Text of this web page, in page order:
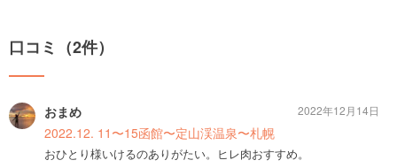
口コミ（2件）
おまめ
2022.12. 11〜15函館〜定山渓温泉〜札幌
おひとり様いけるのありがたい。ヒレ肉おすすめ。
2022年12月14日